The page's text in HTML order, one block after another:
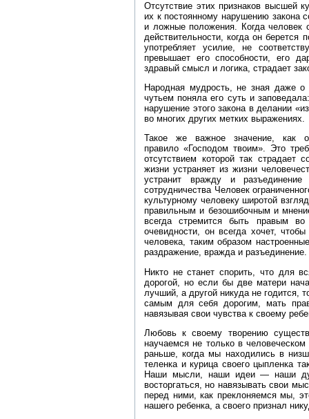
Отсутствие этих признаков высшей
их к постоянному нарушению закона
и ложные положения. Когда человек
действительности, когда он берется
употребляет усилие, не
превышает его способности, его
здравый смысл и логика, страдает
Народная мудрость, не зная даже о
чутьем поняла его суть и
нарушение этого закона в делании
во многих других метких выражениях.
Такое же важное значение, как
правило «Господом твоим». Это
отсутствием которой так страдает
жизни устраняет из жизни
устранит вражду и
сотрудничества Человек
культурному человеку широтой
правильным и безошибочным и
всегда стремится быть правым
очевидности, он всегда хочет,
человека, таким образом
раздражение, вражда и разъединение.
Никто не станет спорить, что для
дорогой, но если бы две матери
лучший, а другой никуда не годится,
самым для себя дорогим, мать
навязывая свои чувства к своему
Любовь к своему творению
научаемся не только в
раньше, когда мы находились в
теленка и курица своего цыпленка
Наши мысли, наши идеи — наши
восторгаться, но навязывать свои
перед ними, как преклоняемся мы,
нашего ребенка, а своего признал